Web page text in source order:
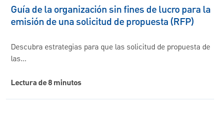
Guía de la organización sin fines de lucro para la
emisión de una solicitud de propuesta (RFP)
Descubra estrategias para que las solicitud de propuesta de
las…
Lectura de 8 minutos